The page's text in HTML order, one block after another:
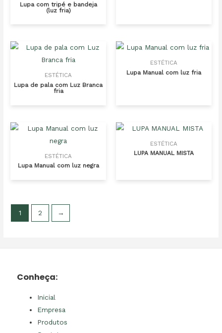
Lupa com tripé e bandeja
(luz fria)
ESTÉTICA
Lupa de pala com Luz Branca
fria
ESTÉTICA
Lupa Manual com luz fria
ESTÉTICA
Lupa Manual com luz negra
ESTÉTICA
LUPA MANUAL MISTA
1 2 →
Conheça:
Inicial
Empresa
Produtos